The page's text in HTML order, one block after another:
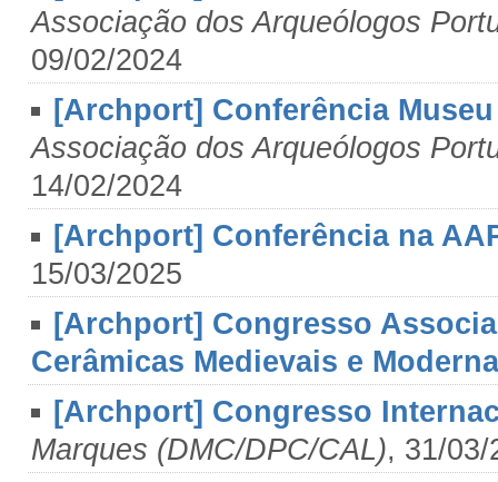
Associação dos Arqueólogos
09/02/2024
[Archport] Conferência
Associação dos Arqueólogos
14/02/2024
[Archport] Conferência na
15/03/2025
[Archport] Congresso
Cerâmicas Medievais e
[Archport] Congresso
Marques (DMC/DPC/CAL), 31/03/